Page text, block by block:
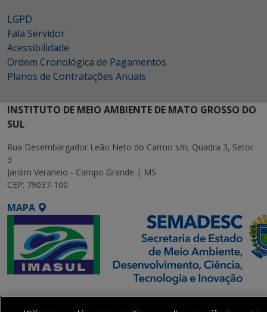
LGPD
Fala Servidor
Acessibilidade
Ordem Cronológica de Pagamentos
Planos de Contratações Anuais
INSTITUTO DE MEIO AMBIENTE DE MATO GROSSO DO
SUL
Rua Desembargador Leão Neto do Carmo s/n, Quadra 3, Setor
3
Jardim Veraneio - Campo Grande | MS
CEP: 79037-100
MAPA
SETDIG | Secretaria-